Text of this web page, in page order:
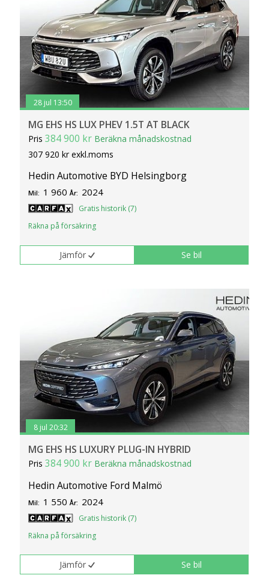
28 jul 13:50
MG EHS HS LUX PHEV 1.5T AT BLACK
Pris384 900 kr Beräkna månadskostnad
307 920 kr exkl.moms
Hedin Automotive BYD Helsingborg
Mil: 1 960 År: 2024
Gratis historik (7)
Räkna på försäkring
Jämför Se bil
8 jul 20:32
MG EHS HS LUXURY PLUG-IN HYBRID
Pris384 900 kr Beräkna månadskostnad
Hedin Automotive Ford Malmö
Mil: 1 550 År: 2024
Gratis historik (7)
Räkna på försäkring
Jämför Se bil